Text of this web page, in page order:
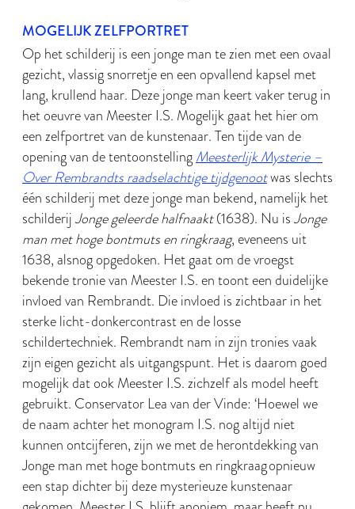
MOGELIJK ZELFPORTRET
Op het schilderij is een jonge man te zien met een ovaal
gezicht, vlassig snorretje en een opvallend kapsel met
lang, krullend haar. Deze jonge man keert vaker terug in
het oeuvre van Meester I.S. Mogelijk gaat het hier om
een zelfportret van de kunstenaar. Ten tijde van de
opening van de tentoonstellingMeesterlijk Mysterie –
Over Rembrandts raadselachtige tijdgenootwas slechts
één schilderij met deze jonge man bekend, namelijk het
schilderijJonge geleerde halfnaakt(1638). Nu isJonge
man met hoge bontmuts en ringkraag, eveneens uit
1638, alsnog opgedoken. Het gaat om de vroegst
bekende tronie van Meester I.S. en toont een duidelijke
invloed van Rembrandt. Die invloed is zichtbaar in het
sterke licht-donkercontrast en de losse
schildertechniek. Rembrandt nam in zijn tronies vaak
zijn eigen gezicht als uitgangspunt. Het is daarom goed
mogelijk dat ook Meester I.S. zichzelf als model heeft
gebruikt. Conservator Lea van der Vinde: ‘Hoewel we
de naam achter het monogram I.S. nog altijd niet
kunnen ontcijferen, zijn we met de herontdekking van
Jonge man met hoge bontmuts en ringkraag opnieuw
een stap dichter bij deze mysterieuze kunstenaar